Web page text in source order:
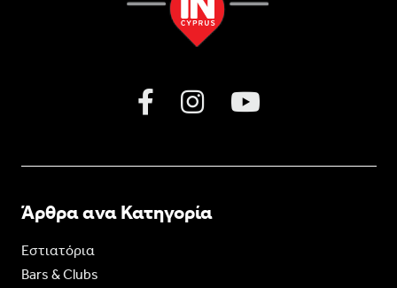
Άρθρα ανα Κατηγορία
Εστιατόρια
Bars & Clubs